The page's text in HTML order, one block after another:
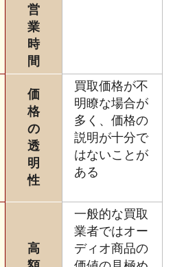
営
業
時
間
価
格
の
透
明
性
買取価格が不
明瞭な場合が
多く、価格の
説明が十分で
はないことが
ある
高
一般的な買取
業者ではオー
ディオ商品の